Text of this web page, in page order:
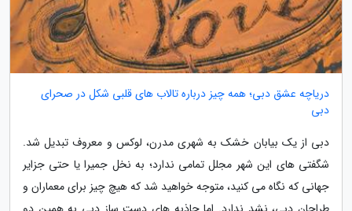
دریاچه عشق دبی؛ همه چیز درباره تالاب های قلبی شکل در صحرای
دبی
دبی از یک بیابان خشک به شهری مدرن، لوکس و معروف تبدیل شد.
شگفتی های این شهر مجلل تمامی ندارد؛ به نخل جمیرا یا حتی جزایر
جهانی که نگاه می کنید، متوجه خواهید شد که هیچ چیز برای معماران و